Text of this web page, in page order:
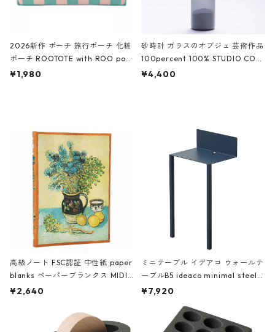
2026新作 ポーチ 旅行ポーチ 化粧
ポーチ ROOTOTE with ROO pou
ch 3532 ルートート WR.ポーチ.ラ
¥1,980
砂時計 ガラスのオブジェ 芸術作品
100percent 100% STUDIO COH
AKU Timeless 100パーセント ス
¥4,400
高級ノート FSC認証 中性紙 paper
blanks ペーパーブランクス MIDI
ハードカバー 罫線 ヴァン・ゴッホ
¥2,640
ミニテーブル イデアコ ウォールテ
ーブルB5 ideaco minimal steel f
urniture WALL Table B5 ネイビー
¥7,920